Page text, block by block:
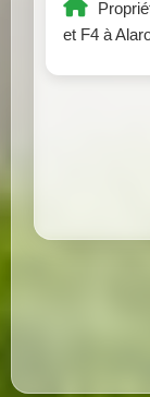
et F4 à